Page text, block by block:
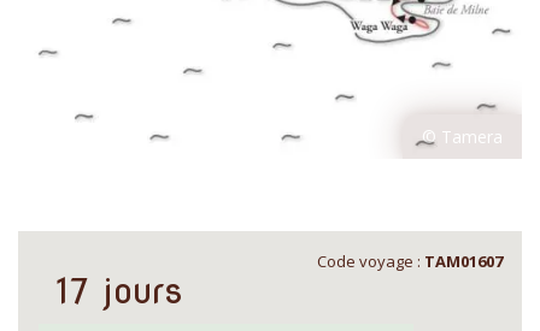
Code voyage : TAM01607
17 jours